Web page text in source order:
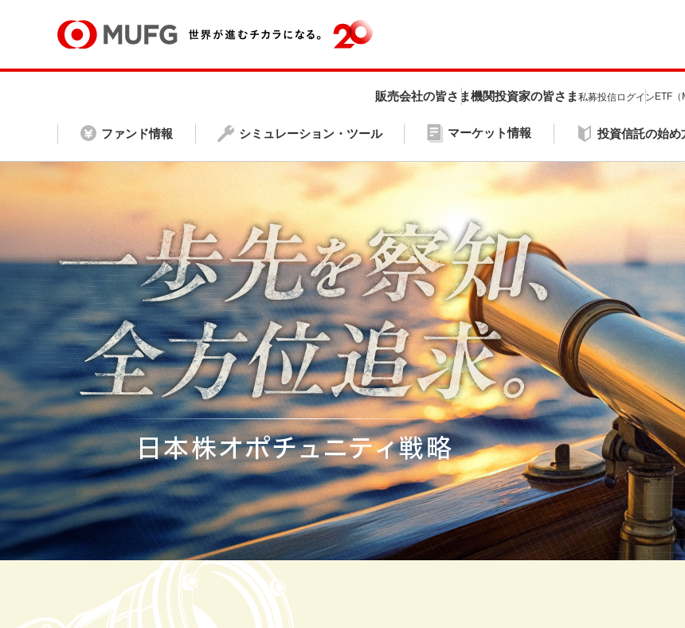
ファンド情報 シミュレーション・ツール マーケット情報 投資信託の始め
販売会社の皆さま機関投資家の皆さま 私募投信ログイン ETF（